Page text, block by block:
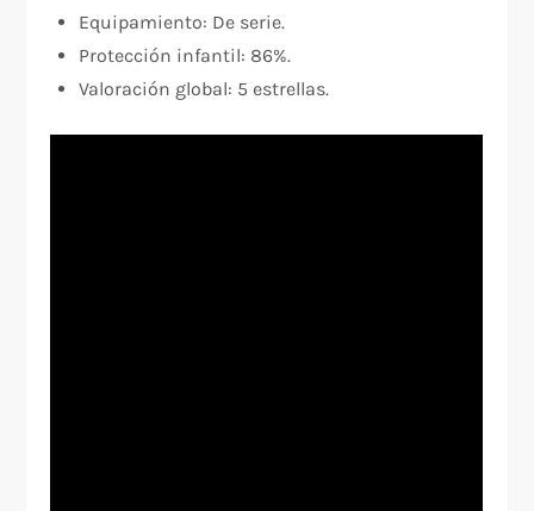
Equipamiento: De serie.
Protección infantil: 86%.
Valoración global: 5 estrellas.